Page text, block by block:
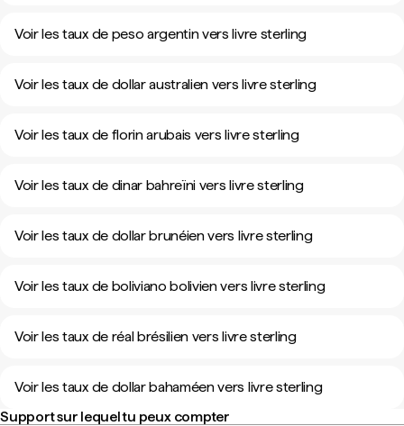
Voir les taux de peso argentin vers livre sterling
Voir les taux de dollar australien vers livre sterling
Voir les taux de florin arubais vers livre sterling
Voir les taux de dinar bahreïni vers livre sterling
Voir les taux de dollar brunéien vers livre sterling
Voir les taux de boliviano bolivien vers livre sterling
Voir les taux de réal brésilien vers livre sterling
Voir les taux de dollar bahaméen vers livre sterling
Support sur lequel tu peux compter